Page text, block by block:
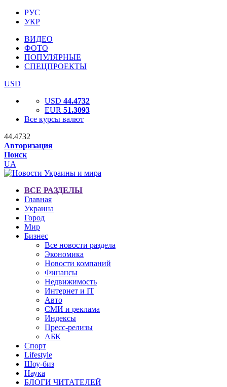
РУС
УКР
ВИДЕО
ФОТО
ПОПУЛЯРНЫЕ
СПЕЦПРОЕКТЫ
USD
USD 44.4732
EUR 51.3093
Все курсы валют
44.4732
Авторизация
Поиск
UA
ВСЕ РАЗДЕЛЫ
Главная
Украина
Город
Мир
Бизнес
Все новости раздела
Экономика
Новости компаний
Финансы
Недвижимость
Интернет и IT
Авто
СМИ и реклама
Индексы
Пресс-релизы
АБК
Спорт
Lifestyle
Шоу-биз
Наука
БЛОГИ ЧИТАТЕЛЕЙ